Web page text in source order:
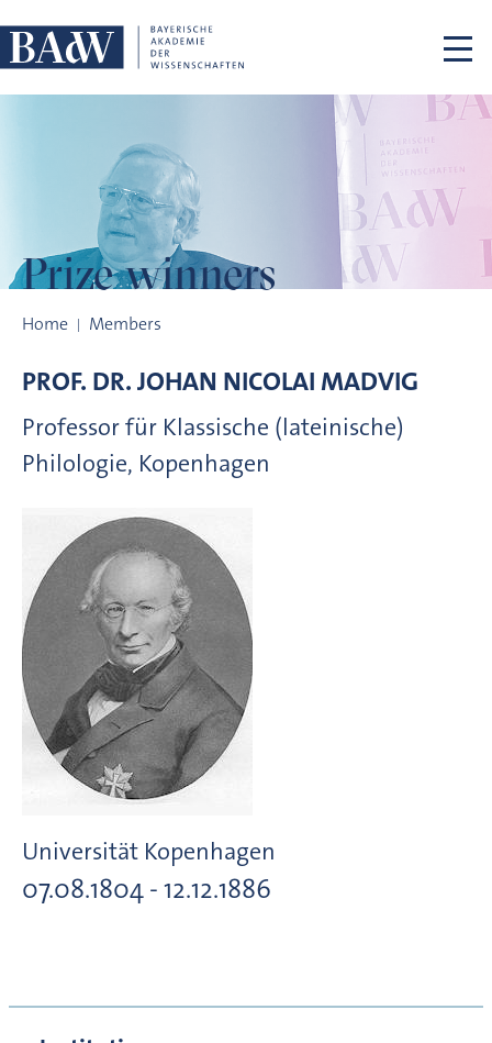
Prize winners
Home Members
PROF. DR.JOHAN NICOLAIMADVIG
Professor für Klassische (lateinische)
Philologie, Kopenhagen
Universität Kopenhagen
07.08.1804 - 12.12.1886